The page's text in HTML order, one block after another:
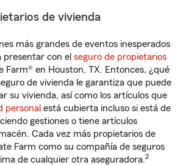
de vivienda
más grandes de eventos inesperados
presentar con el seguro de propietarios
Farm® en Houston, TX. Entonces, ¿qué
de vivienda le garantiza que puede
su vivienda, así como los artículos que
personal está cubierta incluso si está de
gestiones o tiene artículos
Cada vez más propietarios de
Farm como su compañía de seguros
de cualquier otra aseguradora.2